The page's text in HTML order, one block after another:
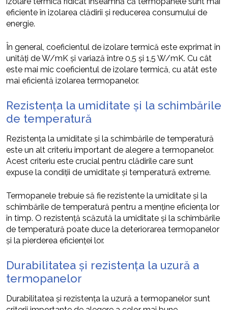
eficiente în izolarea clădirii și reducerea consumului de
energie.
În general, coeficientul de izolare termică este exprimat în
unități de W/mK și variază între 0,5 și 1,5 W/mK. Cu cât
este mai mic coeficientul de izolare termică, cu atât este
mai eficientă izolarea termopanelor.
Rezistența la umiditate și la schimbările
de temperatură
Rezistența la umiditate și la schimbările de temperatură
este un alt criteriu important de alegere a termopanelor.
Acest criteriu este crucial pentru clădirile care sunt
expuse la condiții de umiditate și temperatură extreme.
Termopanele trebuie să fie rezistente la umiditate și la
schimbările de temperatură pentru a menține eficiența lor
în timp. O rezistență scăzută la umiditate și la schimbările
de temperatură poate duce la deteriorarea termopanelor
și la pierderea eficienței lor.
Durabilitatea și rezistența la uzură a
termopanelor
Durabilitatea și rezistența la uzură a termopanelor sunt